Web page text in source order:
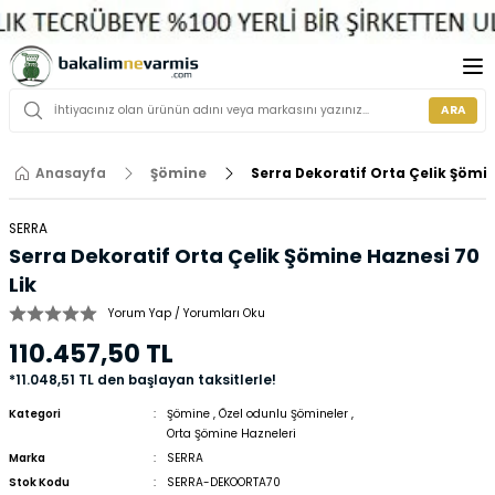
ARA
Anasayfa Şömine Serra Dekoratif Orta Çelik
SERRA
Serra Dekoratif Orta Çelik Şömine Haznesi 70
Lik
Yorum Yap / Yorumları Oku
110.457,50 TL
*11.048,51 TL den başlayan taksitlerle!
Kategori Şömine ,Özel odunlu Şömineler ,
Orta Şömine Hazneleri
Marka
SERRA
Stok Kodu
SERRA-DEKOORTA70